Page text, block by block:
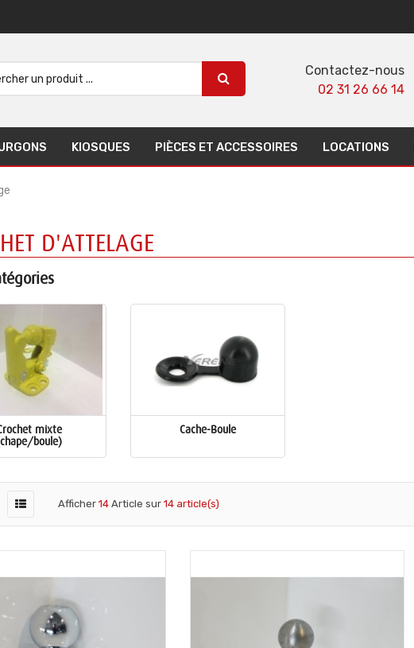
Contactez-nous
02 31 26 66 14
KIOSQUES PIÈCES ET ACCESSOIRES LOCATIONS
D'ATTELAGE
mixte
boule)
Cache-Boule
Afficher 14 Article sur 14 article(s)